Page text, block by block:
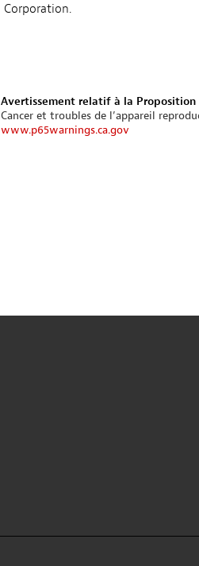
Corporation.
Avertissement relatif à la Proposition
Cancer et troubles de l’appareil
www.p65warnings.ca.gov